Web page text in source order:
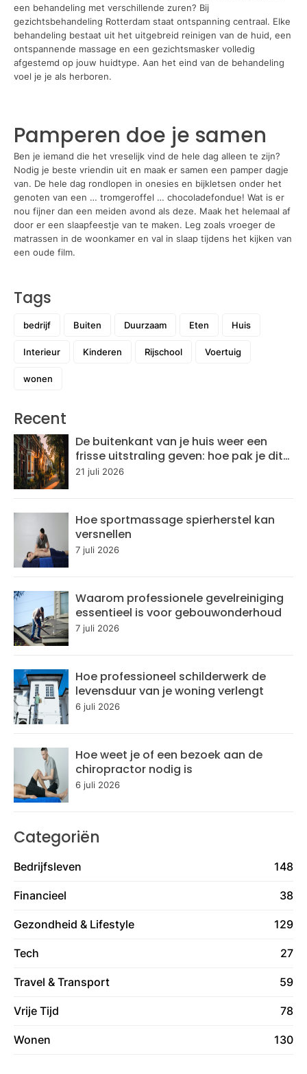
een behandeling met verschillende zuren? Bij
gezichtsbehandeling Rotterdam staat ontspanning centraal. Elke
behandeling bestaat uit het uitgebreid reinigen van de huid, een
ontspannende massage en een gezichtsmasker volledig
afgestemd op jouw huidtype. Aan het eind van de behandeling
voel je je als herboren.
Pamperen doe je samen
Ben je iemand die het vreselijk vind de hele dag alleen te zijn?
Nodig je beste vriendin uit en maak er samen een pamper dagje
van. De hele dag rondlopen in onesies en bijkletsen onder het
genoten van een … tromgeroffel … chocoladefondue! Wat is er
nou fijner dan een meiden avond als deze. Maak het helemaal af
door er een slaapfeestje van te maken. Leg zoals vroeger de
matrassen in de woonkamer en val in slaap tijdens het kijken van
een oude film.
Tags
bedrijf Buiten Duurzaam Eten Huis
Interieur Kinderen Rijschool Voertuig
wonen
Recent
De buitenkant van je huis weer een
frisse uitstraling geven: hoe pak je dit
aan?
21 juli 2026
Hoe sportmassage spierherstel kan
versnellen
7 juli 2026
Waarom professionele gevelreiniging
essentieel is voor gebouwonderhoud
7 juli 2026
Hoe professioneel schilderwerk de
levensduur van je woning verlengt
6 juli 2026
Hoe weet je of een bezoek aan de
chiropractor nodig is
6 juli 2026
Categoriën
Bedrijfsleven 148
Financieel 38
Gezondheid & Lifestyle 129
Tech 27
Travel & Transport 59
Vrije Tijd 78
Wonen 130